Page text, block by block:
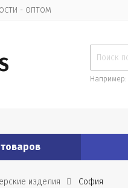
- ОПТОМ
Например:
изделия София